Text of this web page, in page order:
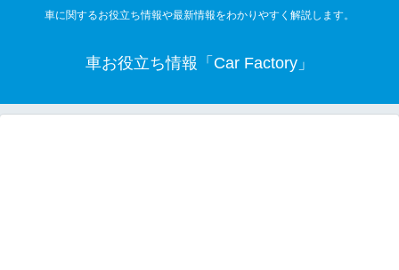
車に関するお役立ち情報や最新情報をわかりやすく解説します。
車お役立ち情報「Car Factory」